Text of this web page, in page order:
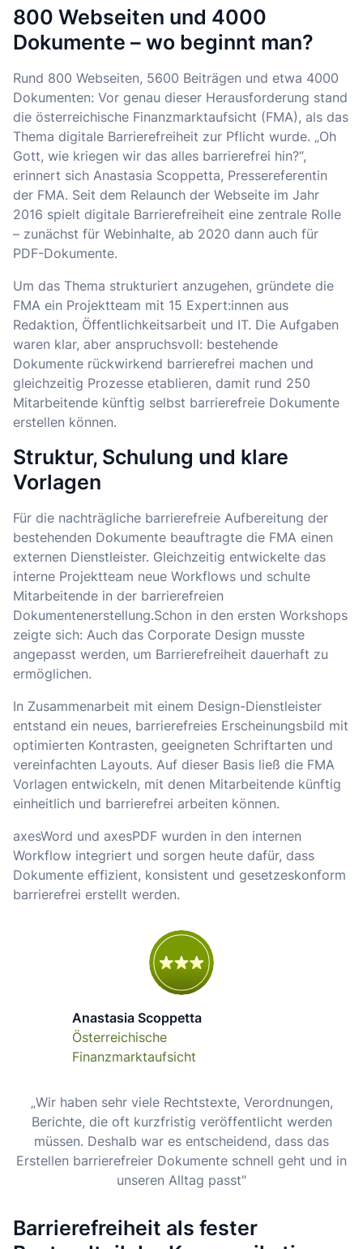
800 Webseiten und 4000
Dokumente – wo beginnt man?
Rund 800 Webseiten, 5600 Beiträgen und etwa 4000
Dokumenten: Vor genau dieser Herausforderung stand
die österreichische Finanzmarktaufsicht (FMA), als das
Thema digitale Barrierefreiheit zur Pflicht wurde. „Oh
Gott, wie kriegen wir das alles barrierefrei hin?“,
erinnert sich Anastasia Scoppetta, Pressereferentin
der FMA. Seit dem Relaunch der Webseite im Jahr
2016 spielt digitale Barrierefreiheit eine zentrale Rolle
– zunächst für Webinhalte, ab 2020 dann auch für
PDF-Dokumente.
Um das Thema strukturiert anzugehen, gründete die
FMA ein Projektteam mit 15 Expert:innen aus
Redaktion, Öffentlichkeitsarbeit und IT. Die Aufgaben
waren klar, aber anspruchsvoll: bestehende
Dokumente rückwirkend barrierefrei machen und
gleichzeitig Prozesse etablieren, damit rund 250
Mitarbeitende künftig selbst barrierefreie Dokumente
erstellen können.
Struktur, Schulung und klare
Vorlagen
Für die nachträgliche barrierefreie Aufbereitung der
bestehenden Dokumente beauftragte die FMA einen
externen Dienstleister. Gleichzeitig entwickelte das
interne Projektteam neue Workflows und schulte
Mitarbeitende in der barrierefreien
Dokumentenerstellung.Schon in den ersten Workshops
zeigte sich: Auch das Corporate Design musste
angepasst werden, um Barrierefreiheit dauerhaft zu
ermöglichen.
In Zusammenarbeit mit einem Design-Dienstleister
entstand ein neues, barrierefreies Erscheinungsbild mit
optimierten Kontrasten, geeigneten Schriftarten und
vereinfachten Layouts. Auf dieser Basis ließ die FMA
Vorlagen entwickeln, mit denen Mitarbeitende künftig
einheitlich und barrierefrei arbeiten können.
axesWord und axesPDF wurden in den internen
Workflow integriert und sorgen heute dafür, dass
Dokumente effizient, konsistent und gesetzeskonform
barrierefrei erstellt werden.
Anastasia Scoppetta
Österreichische
Finanzmarktaufsicht
„Wir haben sehr viele Rechtstexte, Verordnungen,
Berichte, die oft kurzfristig veröffentlicht werden
müssen. Deshalb war es entscheidend, dass das
Erstellen barrierefreier Dokumente schnell geht und in
unseren Alltag passt"
Barrierefreiheit als fester